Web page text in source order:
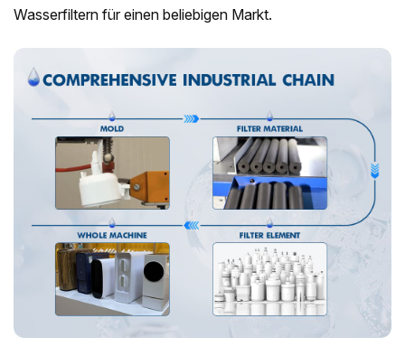
Wasserfiltern für einen beliebigen Markt.